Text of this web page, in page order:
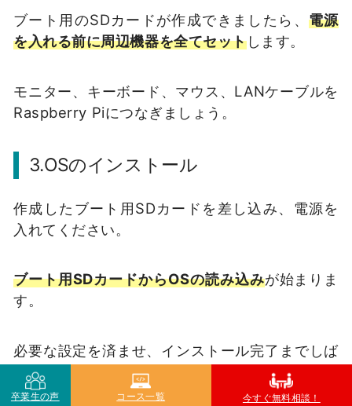
ブート用のSDカードが作成できましたら、電源
を入れる前に周辺機器を全てセットします。
モニター、キーボード、マウス、LANケーブルを
Raspberry Piにつなぎましょう。
3.OSのインストール
作成したブート用SDカードを差し込み、電源を
入れてください。
ブート用SDカードからOSの読み込みが始まりま
す。
必要な設定を済ませ、インストール完了までしば
らく待つ必要があります。
卒業生の声 コース一覧 今すぐ無料相談！